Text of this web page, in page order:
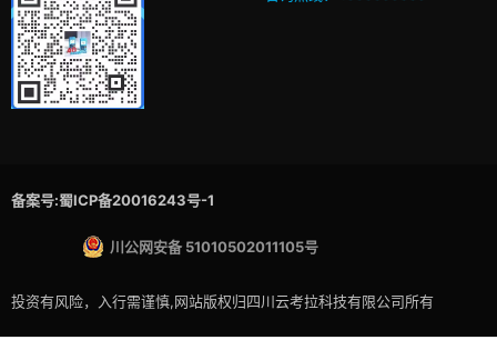
备案号:蜀ICP备20016243号-1
川公网安备 51010502011105号
投资有风险，入行需谨慎,网站版权归四川云考拉科技有限公司所有